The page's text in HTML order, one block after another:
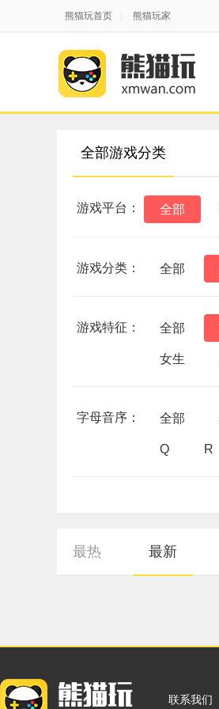
熊猫玩首页 熊猫玩家
全部游戏分类
游戏平台： 全部
游戏分类： 全部
游戏特征： 全部
女生
字母音序： 全部
Q R
最热 最新
联系我们